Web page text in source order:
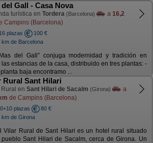
del Gall - Casa Nova
turística en Tordera (Barcelona) a 16,2
Campins (Barcelona)
plazas
100 €
km de Barcelona
del Gall” conjuga modernidad y tradición en
las estancias de la casa, distribuido en tres plantas: -
planta baja encontramo ...
Rural Sant Hilari
Rural en Sant Hilari de Sacalm (Girona)
a
de Campins (Barcelona)
plazas
80 €
km de Girona
Vilar Rural de Sant Hilari es un hotel rural situado
Sant Hilari de Sacalm, cerca de Girona. Un